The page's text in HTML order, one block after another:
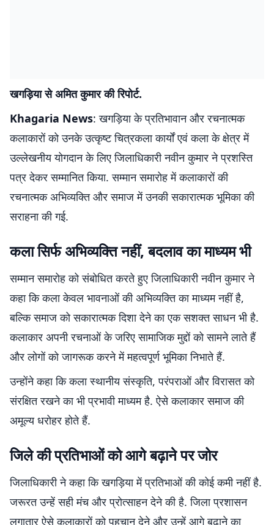
खगड़िया से अमित कुमार की रिपोर्ट.
Khagaria News: खगड़िया के प्रतिभावान और रचनात्मक
कलाकारों को उनके उत्कृष्ट चित्रकला कार्यों एवं कला के क्षेत्र में
उल्लेखनीय योगदान के लिए जिलाधिकारी नवीन कुमार ने प्रशस्ति
पत्र देकर सम्मानित किया. सम्मान समारोह में कलाकारों की
रचनात्मक अभिव्यक्ति और समाज में उनकी सकारात्मक भूमिका की
सराहना की गई.
कला सिर्फ अभिव्यक्ति नहीं, बदलाव का माध्यम भी
सम्मान समारोह को संबोधित करते हुए जिलाधिकारी नवीन कुमार ने
कहा कि कला केवल भावनाओं की अभिव्यक्ति का माध्यम नहीं है,
बल्कि समाज को सकारात्मक दिशा देने का एक सशक्त साधन भी है.
कलाकार अपनी रचनाओं के जरिए सामाजिक मुद्दों को सामने लाते हैं
और लोगों को जागरूक करने में महत्वपूर्ण भूमिका निभाते हैं.
उन्होंने कहा कि कला स्थानीय संस्कृति, परंपराओं और विरासत को
संरक्षित रखने का भी प्रभावी माध्यम है. ऐसे कलाकार समाज की
अमूल्य धरोहर होते हैं.
जिले की प्रतिभाओं को आगे बढ़ाने पर जोर
जिलाधिकारी ने कहा कि खगड़िया में प्रतिभाओं की कोई कमी नहीं है.
जरूरत उन्हें सही मंच और प्रोत्साहन देने की है. जिला प्रशासन
लगातार ऐसे कलाकारों को पहचान देने और उन्हें आगे बढ़ाने का